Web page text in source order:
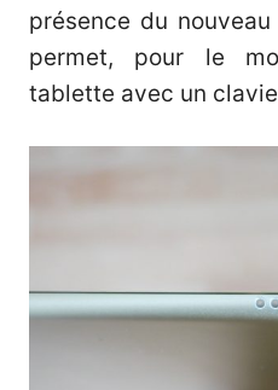
présence du
permet, pour le
tablette avec un